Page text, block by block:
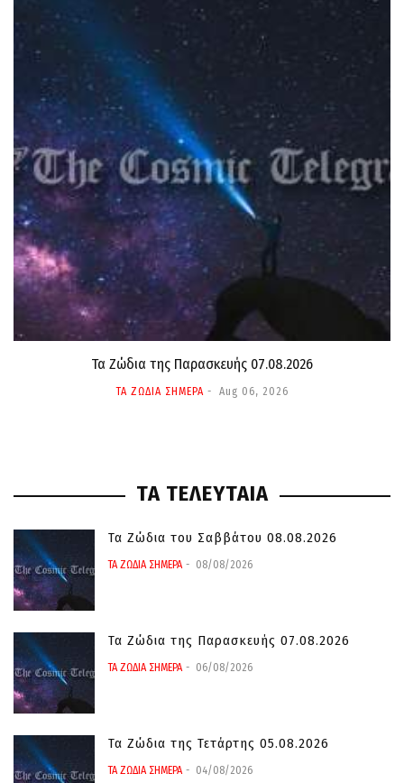
Τα Ζώδια της Παρασκευής 07.08.2026
ΤΑ ΖΩΔΙΑ ΣΗΜΕΡΑ Aug 06, 2026
ΤΑ ΤΕΛΕΥΤΑΙΑ
Τα Ζώδια του Σαββάτου 08.08.2026
ΤΑ ΖΩΔΙΑ ΣΗΜΕΡΑ 08/08/2026
Τα Ζώδια της Παρασκευής 07.08.2026
ΤΑ ΖΩΔΙΑ ΣΗΜΕΡΑ 06/08/2026
Τα Ζώδια της Τετάρτης 05.08.2026
ΤΑ ΖΩΔΙΑ ΣΗΜΕΡΑ 04/08/2026